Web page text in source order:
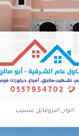
الوان البروفايل عسيب